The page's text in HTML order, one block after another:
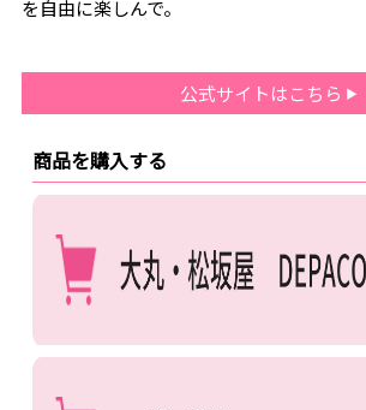
を自由に楽しんで。
公式サイトはこちら
商品を購入する